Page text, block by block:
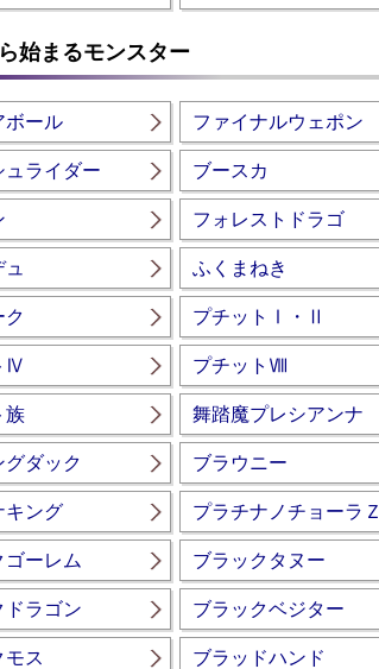
ら始まるモンスター
ボール ファイナルウェポン
ュライダー ブースカ
フォレストドラゴ
ふくまねき
ク プチットⅠ・Ⅱ
Ⅳ プチットⅧ
族 舞踏魔プレシアンナ
グダック ブラウニー
キング プラチナノチョーラＺ
ゴーレム ブラックタヌー
ドラゴン ブラックベジター
モス ブラッドハンド